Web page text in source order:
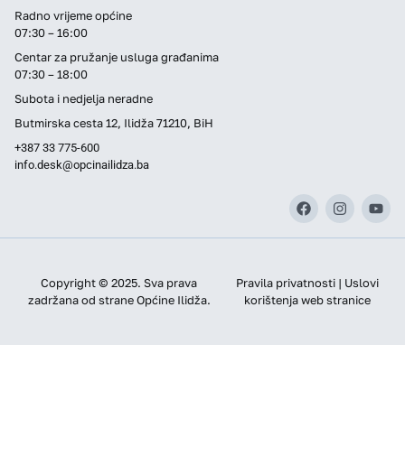
Radno vrijeme općine
07:30 – 16:00
Centar za pružanje usluga građanima
07:30 – 18:00
Subota i nedjelja neradne
Butmirska cesta 12, Ilidža 71210, BiH
+387 33 775-600
info.desk@opcinailidza.ba
Copyright © 2025. Sva prava
zadržana od strane Općine Ilidža.
Pravila privatnosti | Uslovi
korištenja web stranice